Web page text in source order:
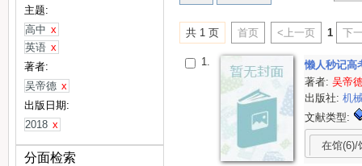
主题:
高中 x
英语 x
著者:
吴帝德 x
出版日期:
2018 x
分面检索
共 1 页 首页 <上一页 1 下
1.
懒人秒记高
著者:吴帝
出版社:机
文献类型:
在馆(6)/